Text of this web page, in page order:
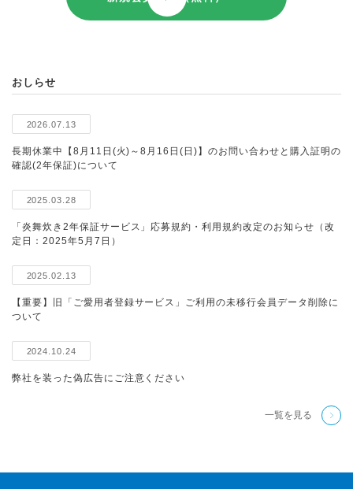
おしらせ
2026.07.13
長期休業中【8月11日(火)～8月16日(日)】のお問い合わせと購入証明の
確認(2年保証)について
2025.03.28
「炎舞炊き2年保証サービス」応募規約・利用規約改定のお知らせ（改
定日：2025年5月7日）
2025.02.13
【重要】旧「ご愛用者登録サービス」ご利用の未移行会員データ削除に
ついて
2024.10.24
弊社を装った偽広告にご注意ください
一覧を見る